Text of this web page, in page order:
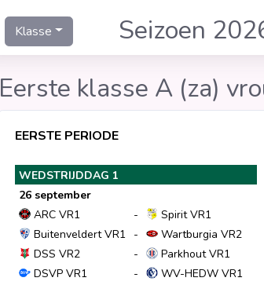
Klasse
Seizoen
Eerste klasse A (za)
EERSTE PERIODE
WEDSTRIJDDAG 1
26 september
ARC VR1
-
Spirit VR1
Buitenveldert VR1
-
Wartburgia VR2
DSS VR2
-
Parkhout VR1
DSVP VR1
-
WV-HEDW VR1